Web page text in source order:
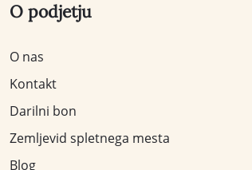
O podjetju
O nas
Kontakt
Darilni bon
Zemljevid spletnega mesta
Blog